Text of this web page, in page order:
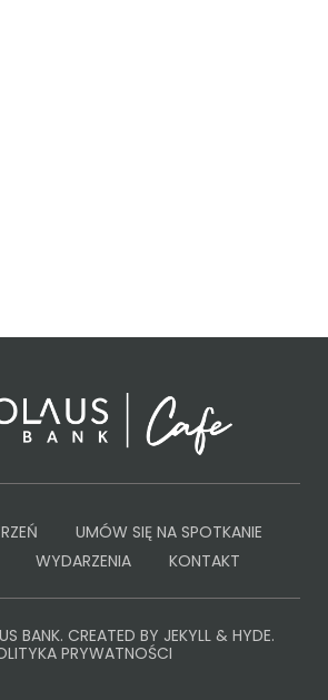
UMÓW SIĘ NA SPOTKANIE
WYDARZENIA KONTAKT
BANK. CREATED BY JEKYLL & HYDE.
PRYWATNOŚCI